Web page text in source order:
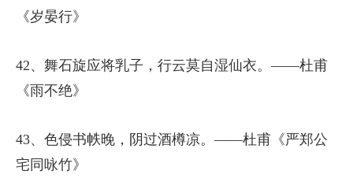
《岁晏行》
42、舞石旋应将乳子，行云莫自湿仙衣。——杜甫
《雨不绝》
43、色侵书帙晚，阴过酒樽凉。——杜甫《严郑公
宅同咏竹》